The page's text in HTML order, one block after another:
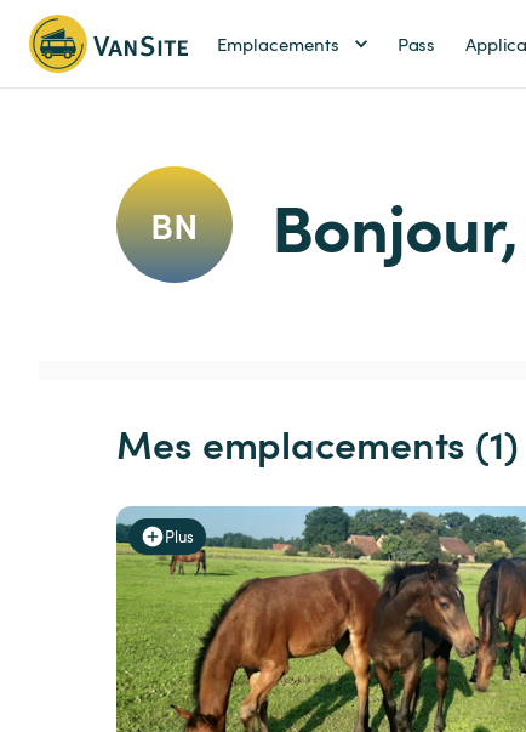
Emplacements Pass
BN
Mes emplacements (1)
Plus